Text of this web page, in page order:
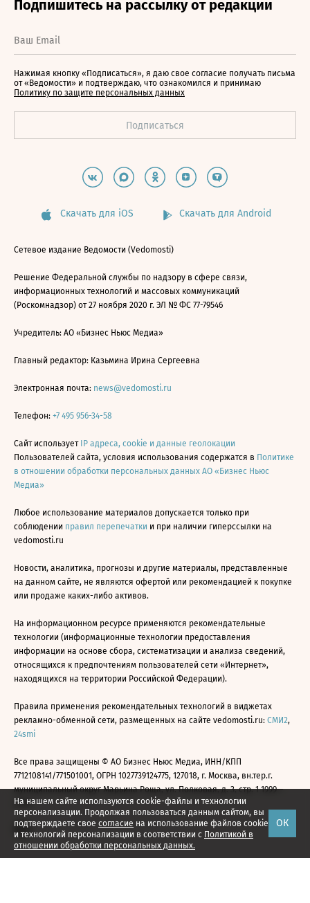
На нашем сайте используются cookie-файлы и технологии
персонализации. Продолжая пользоваться данным сайтом, вы
подтверждаете свое согласие на использование файлов cookie
и технологий персонализации в соответствии с Политикой в
отношении обработки персональных данных.
ОК
Нажимая кнопку «Подписаться», я даю свое согласие получать письма
от «Ведомости» и подтверждаю, что ознакомился и принимаю
Политику по защите персональных данных
Скачать для iOS Скачать для Android
Сетевое издание Ведомости (Vedomosti)
Решение Федеральной службы по надзору в сфере связи,
информационных технологий и массовых коммуникаций
(Роскомнадзор) от 27 ноября 2020 г. ЭЛ № ФС 77-79546
Учредитель: АО «Бизнес Ньюс Медиа»
Главный редактор: Казьмина Ирина Сергеевна
Электронная почта: news@vedomosti.ru
Телефон: +7 495 956-34-58
Сайт использует IP адреса, cookie и данные геолокации
Пользователей сайта, условия использования содержатся в Политике
в отношении обработки персональных данных АО «Бизнес Ньюс
Медиа»
Любое использование материалов допускается только при
соблюдении правил перепечатки и при наличии гиперссылки на
vedomosti.ru
Новости, аналитика, прогнозы и другие материалы, представленные
на данном сайте, не являются офертой или рекомендацией к покупке
или продаже каких-либо активов.
На информационном ресурсе применяются рекомендательные
технологии (информационные технологии предоставления
информации на основе сбора, систематизации и анализа сведений,
относящихся к предпочтениям пользователей сети «Интернет»,
находящихся на территории Российской Федерации).
Правила применения рекомендательных технологий в виджетах
рекламно-обменной сети, размещенных на сайте vedomosti.ru: СМИ2,
24smi
Все права защищены © АО Бизнес Ньюс Медиа, ИНН/КПП
7712108141/771501001, ОГРН 1027739124775, 127018, г. Москва, вн.тер.г.
муниципальный округ Марьина Роща, ул. Полковая, д. 3, стр. 1 1999—
2026